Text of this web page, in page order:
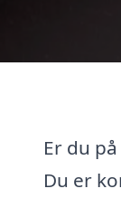
Er du
Du er